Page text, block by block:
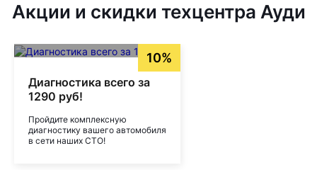
Акции и скидки техцентра Ауди
10%
Диагностика всего за
1290 руб!
Пройдите комплексную
диагностику вашего автомобиля
в сети наших СТО!